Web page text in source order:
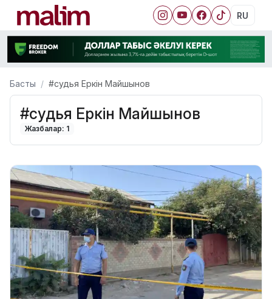
RU
Басты #судья Еркін Майшынов
#судья Еркін Майшынов
Жазбалар: 1